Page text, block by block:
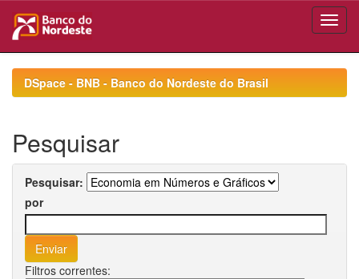
navigationDSpace - BNB - Banco do Nordeste do Brasil
Pesquisar
Pesquisar:
por
Filtros correntes: